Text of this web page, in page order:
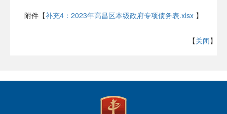
附件【补充4：2023年高昌区本级政府专项债务表.xlsx 】
【关闭】